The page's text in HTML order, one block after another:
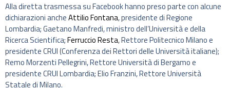
Alla diretta trasmessa su Facebook hanno preso parte con alcune
dichiarazioni ancheAttilio Fontana, presidente di Regione
Lombardia; Gaetano Manfredi, ministro dell’Università e della
Ricerca Scientifica;Ferruccio Resta, Rettore Politecnico Milano e
presidente CRUI (Conferenza dei Rettori delle Università italiane);
Remo Morzenti Pellegrini, Rettore Università di Bergamo e
presidente CRUI Lombardia; Elio Franzini, Rettore Università
Statale di Milano.